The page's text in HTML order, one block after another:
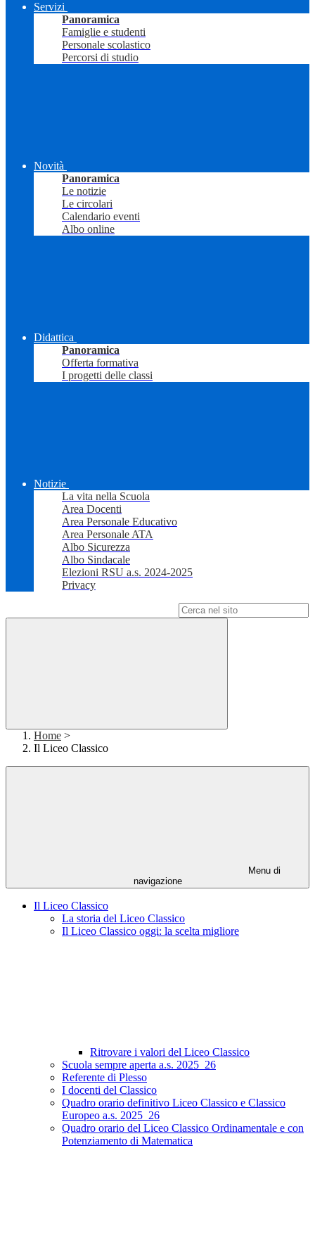
Servizi
Panoramica
Famiglie e studenti
Personale scolastico
Percorsi di studio
Novità
Panoramica
Le notizie
Le circolari
Calendario eventi
Albo online
Didattica
Panoramica
Offerta formativa
I progetti delle classi
Notizie
La vita nella Scuola
Area Docenti
Area Personale Educativo
Area Personale ATA
Albo Sicurezza
Albo Sindacale
Elezioni RSU a.s. 2024-2025
Privacy
Home >
Il Liceo Classico
Menu di
navigazione
Il Liceo Classico
La storia del Liceo Classico
Il Liceo Classico oggi: la scelta migliore
Ritrovare i valori del Liceo Classico
Scuola sempre aperta a.s. 2025_26
Referente di Plesso
I docenti del Classico
Quadro orario definitivo Liceo Classico e Classico
Europeo a.s. 2025_26
Quadro orario del Liceo Classico Ordinamentale e con
Potenziamento di Matematica